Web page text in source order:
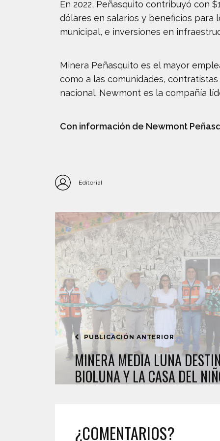
En 2022, Peñasquito contribuyó con
dólares en salarios y beneficios para
municipal, e inversiones en
Minera Peñasquito es el mayor
como a las comunidades,
nacional. Newmont es la compañía
Con información de Newmont
Editorial
PUBLICACIÓN ANTERIOR
MINERA MEDIA LUNA
BIOLUNA Y LA CASA DEL
¿COMENTARIOS?